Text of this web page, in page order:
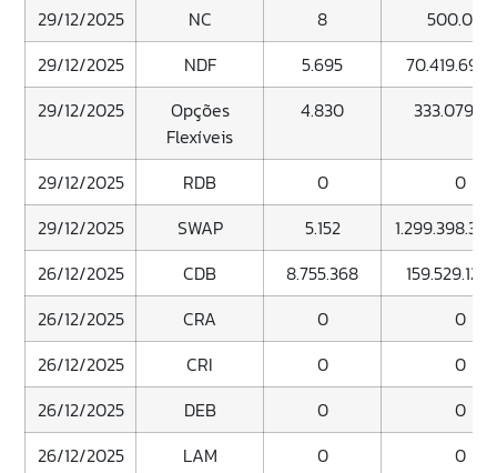
29/12/2025 NC 8
500.000
29/12/2025
NDF 5.695
29/12/2025
Opções
Flexíveis
4.830
29/12/2025 RDB 0
0
29/12/2025
SWAP 5.152
26/12/2025
CDB 8.755.368
26/12/2025
CRA 0
0
26/12/2025
CRI 0
0
26/12/2025
DEB 0
0
26/12/2025
LAM 0
0